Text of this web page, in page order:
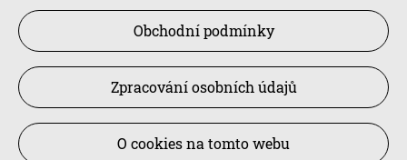
Obchodní podmínky
Zpracování osobních údajů
O cookies na tomto webu